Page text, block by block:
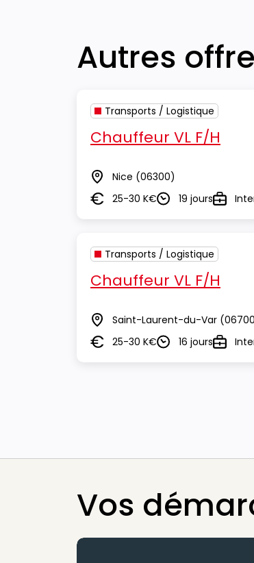
Autres
Transports / Logistique
Chauffeur VL F/H
Lieu Nice (06300)
Salaire25-30 K€Durée19 joursType
Transports / Logistique
Chauffeur VL F/H
Lieu Saint-Laurent-du-Var
Salaire25-30 K€Durée16 joursType
Vos